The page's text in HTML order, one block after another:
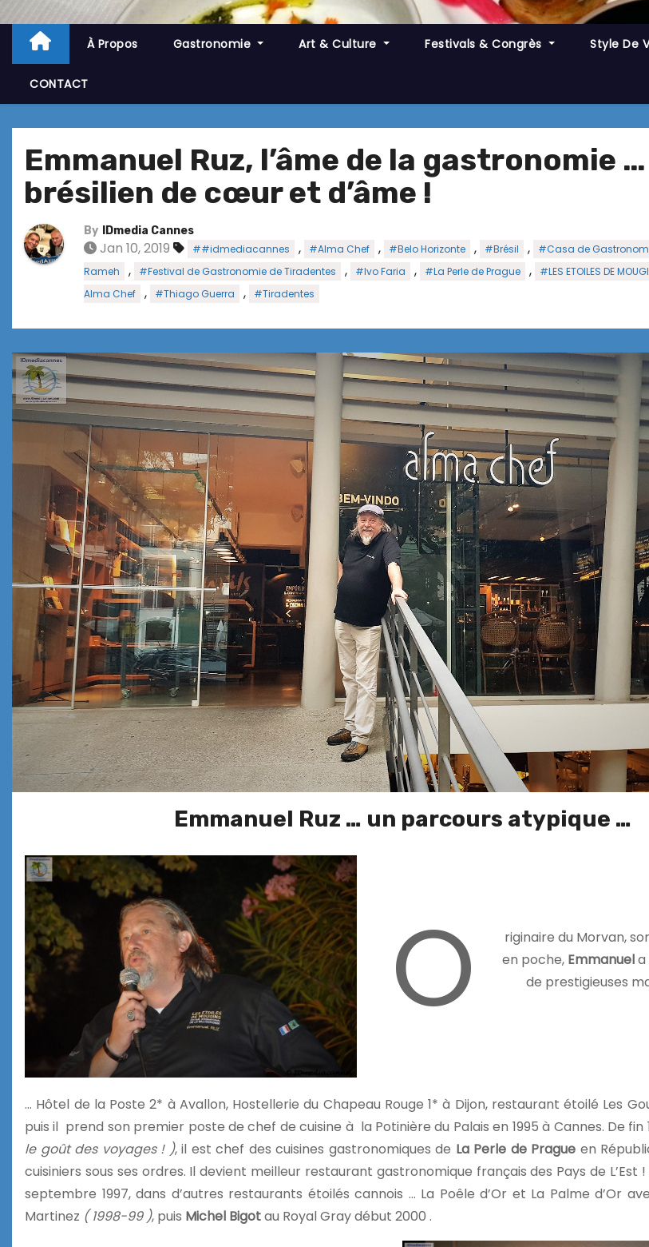
À Propos Gastronomie Art & Culture Festivals & Congrès Style De
CONTACT
Emmanuel Ruz, l’âme de la gastronomie
brésilien de cœur et d’âme !
By IDmedia Cannes
Jan 10, 2019 ##idmediacannes , #Alma Chef , #Belo Horizonte , #Brésil , #Casa de
Rameh
, #Festival de Gastronomie de Tiradentes , #Ivo Faria , #La Perle de Prague , #LES ETOILES DE
Alma Chef
, #Thiago Guerra , #Tiradentes
Emmanuel Ruz … un parcours atypique …
O
riginaire du Morvan,
en poche, Emmanuela
de prestigieuses
… Hôtel de la Poste 2* à Avallon, Hostellerie du Chapeau Rouge 1* à Dijon, restaurant étoilé Les
puis il prend son premier poste de chef de cuisine à la Potinière du Palais en 1995 à Cannes. De fin
le goût des voyages ! ), il est chef des cuisines gastronomiques de La Perle de Prague en
cuisiniers sous ses ordres. Il devient meilleur restaurant gastronomique français des Pays de L’Est
septembre 1997, dans d’autres restaurants étoilés cannois … La Poêle d’Or et La Palme d’Or
Martinez ( 1998-99 ), puis Michel Bigotau Royal Gray début 2000 .